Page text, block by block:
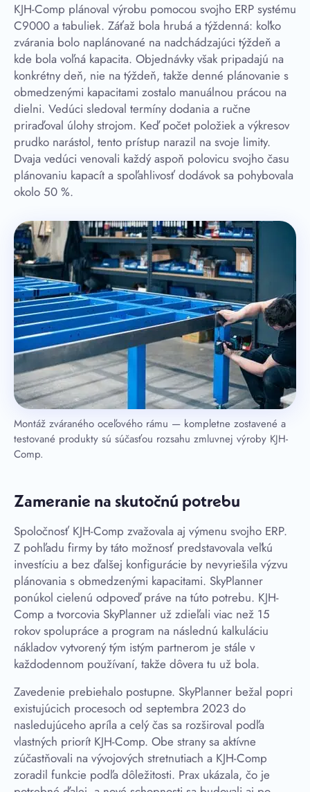
KJH-Comp plánoval výrobu pomocou svojho ERP systému
C9000 a tabuliek. Záťaž bola hrubá a týždenná: koľko
zvárania bolo naplánované na nadchádzajúci týždeň a
kde bola voľná kapacita. Objednávky však pripadajú na
konkrétny deň, nie na týždeň, takže denné plánovanie s
obmedzenými kapacitami zostalo manuálnou prácou na
dielni. Vedúci sledoval termíny dodania a ručne
priraďoval úlohy strojom. Keď počet položiek a výkresov
prudko narástol, tento prístup narazil na svoje limity.
Dvaja vedúci venovali každý aspoň polovicu svojho času
plánovaniu kapacít a spoľahlivosť dodávok sa pohybovala
okolo 50 %.
Montáž zváraného oceľového rámu — kompletne zostavené a
testované produkty sú súčasťou rozsahu zmluvnej výroby KJH-
Comp.
Zameranie na skutočnú potrebu
Spoločnosť KJH-Comp zvažovala aj výmenu svojho ERP.
Z pohľadu firmy by táto možnosť predstavovala veľkú
investíciu a bez ďalšej konfigurácie by nevyriešila výzvu
plánovania s obmedzenými kapacitami. SkyPlanner
ponúkol cielenú odpoveď práve na túto potrebu. KJH-
Comp a tvorcovia SkyPlanner už zdieľali viac než 15
rokov spolupráce a program na následnú kalkuláciu
nákladov vytvorený tým istým partnerom je stále v
každodennom používaní, takže dôvera tu už bola.
Zavedenie prebiehalo postupne. SkyPlanner bežal popri
existujúcich procesoch od septembra 2023 do
nasledujúceho apríla a celý čas sa rozširoval podľa
vlastných priorít KJH-Comp. Obe strany sa aktívne
zúčastňovali na vývojových stretnutiach a KJH-Comp
zoradil funkcie podľa dôležitosti. Prax ukázala, čo je